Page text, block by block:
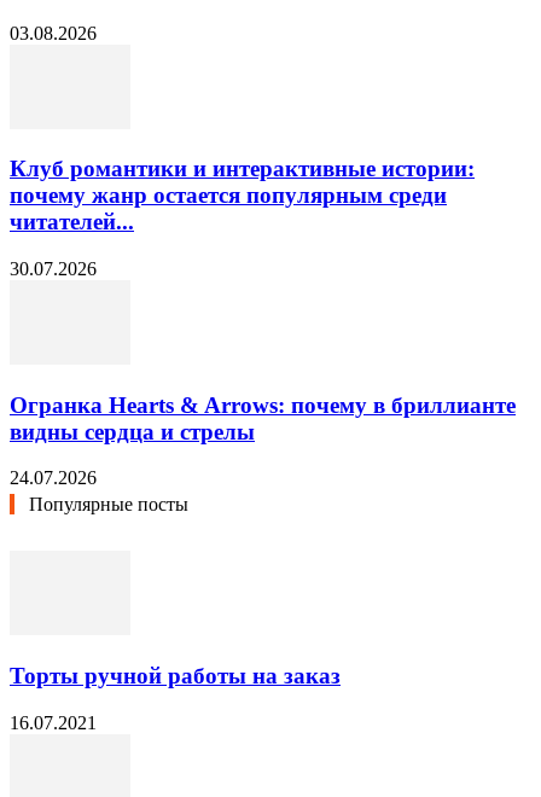
03.08.2026
Клуб романтики и интерактивные истории:
почему жанр остается популярным среди
читателей...
30.07.2026
Огранка Hearts & Arrows: почему в бриллианте
видны сердца и стрелы
24.07.2026
Популярные посты
Торты ручной работы на заказ
16.07.2021